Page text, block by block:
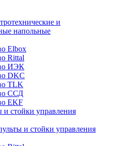
и
напольные
Elbox
Rittal
ИЭК
DKC
TLK
ССД
EKF
стойки управления
и стойки управления